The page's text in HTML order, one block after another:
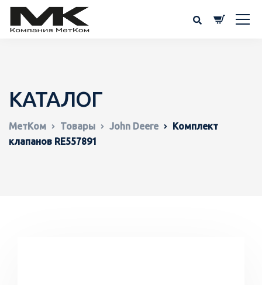
КАТАЛОГ
МетКом Товары John Deere
Комплект
клапанов RE557891